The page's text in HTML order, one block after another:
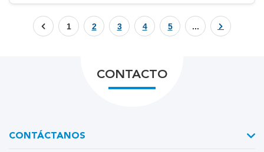
1 2 3 4 5 ...
CONTACTO
CONTÁCTANOS